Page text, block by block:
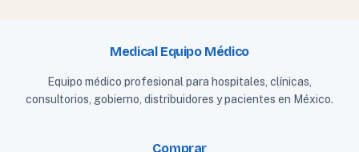
Medical Equipo Médico
Equipo médico profesional para hospitales, clínicas,
consultorios, gobierno, distribuidores y pacientes en México.
Comprar